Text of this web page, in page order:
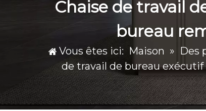
Chaise de travail
bureau
Vous êtes ici: Maison » Des
de travail de bureau